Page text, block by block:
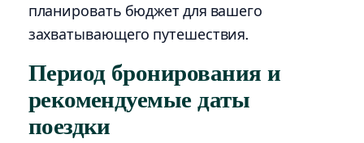
планировать бюджет для вашего
захватывающего путешествия.
Период бронирования и
рекомендуемые даты
поездки